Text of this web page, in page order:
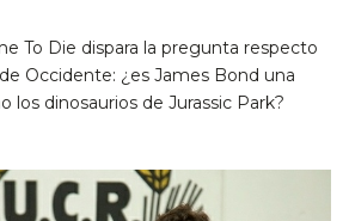
To Die dispara la pregunta respecto
Occidente: ¿es James Bond una
los dinosaurios de Jurassic Park?